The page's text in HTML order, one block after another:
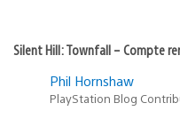
Silent Hill: Townfall – Compte
Phil Hornshaw
PlayStation Blog